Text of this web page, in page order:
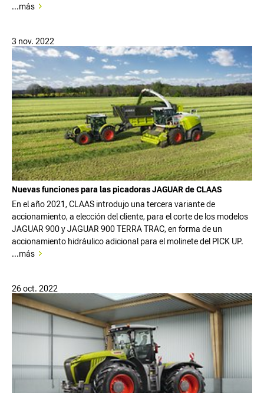
...más
3 nov. 2022
Nuevas funciones para las picadoras JAGUAR de CLAAS
En el año 2021, CLAAS introdujo una tercera variante de
accionamiento, a elección del cliente, para el corte de los modelos
JAGUAR 900 y JAGUAR 900 TERRA TRAC, en forma de un
accionamiento hidráulico adicional para el molinete del PICK UP.
...más
26 oct. 2022